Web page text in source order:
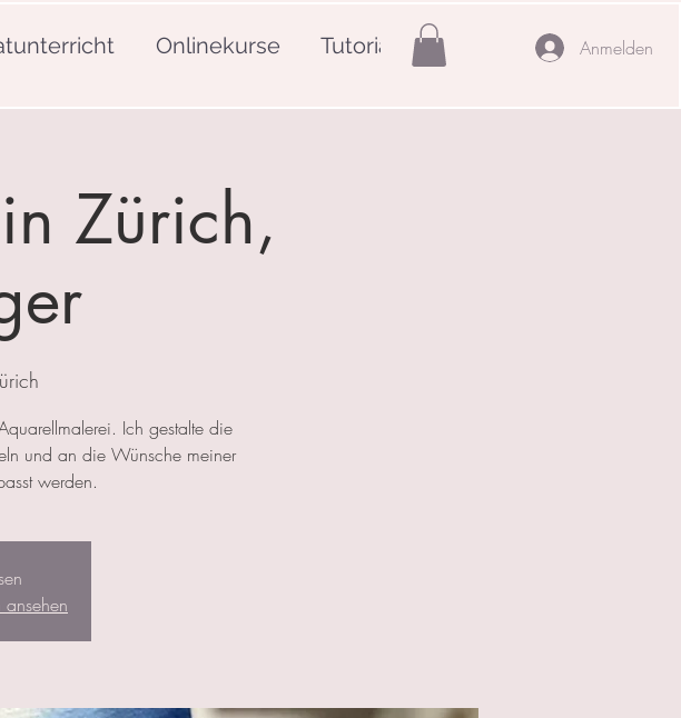
Onlinekurse Tutorials Anmelden
Zürich,
Ich gestalte die
und an die Wünsche meiner
werden.
ansehen